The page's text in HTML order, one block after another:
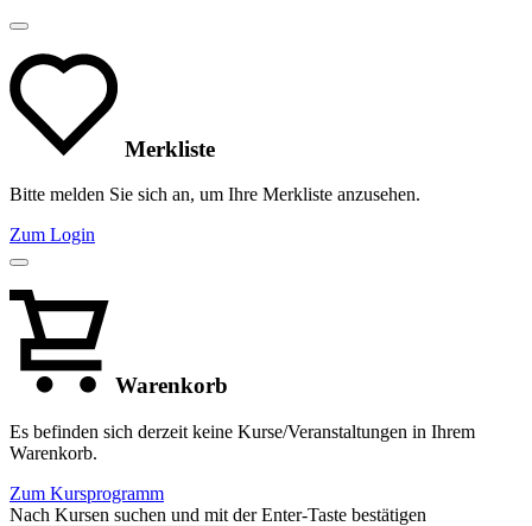
Merkliste
Bitte melden Sie sich an, um Ihre Merkliste anzusehen.
Zum Login
Warenkorb
Es befinden sich derzeit keine Kurse/Veranstaltungen in Ihrem
Warenkorb.
Zum Kursprogramm
Nach Kursen suchen und mit der Enter-Taste bestätigen